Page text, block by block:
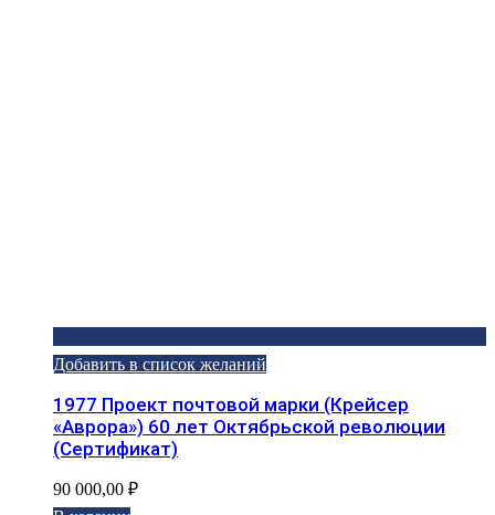
Добавить в список желаний
1977 Проект почтовой марки (Крейсер
«Аврора») 60 лет Октябрьской революции
(Сертификат)
90 000,00 ₽